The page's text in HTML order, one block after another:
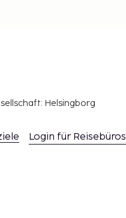
Helsingborg
Login für Reisebüros